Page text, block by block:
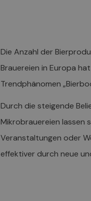
Die Anzahl der
Brauereien in Europa
Trendphänomen
Durch die steigende
Mikrobrauereien lassen
Veranstaltungen oder
effektiver durch neue